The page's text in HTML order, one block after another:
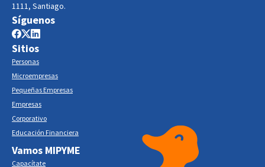
1111, Santiago.
Síguenos
Sitios
Personas
Microempresas
Pequeñas Empresas
Empresas
Corporativo
Educación Financiera
Vamos MIPYME
Capacítate